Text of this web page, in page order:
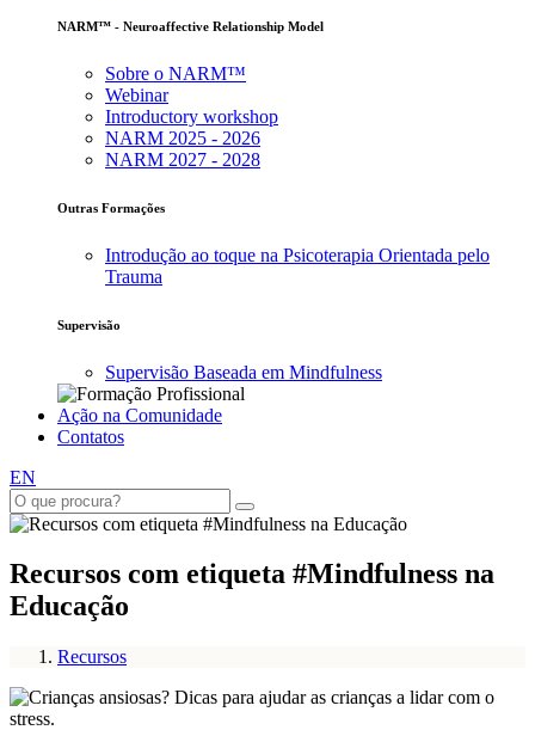
NARM™ - Neuroaffective Relationship Model
Sobre o NARM™
Webinar
Introductory workshop
NARM 2025 - 2026
NARM 2027 - 2028
Outras Formações
Introdução ao toque na Psicoterapia Orientada pelo
Trauma
Supervisão
Supervisão Baseada em Mindfulness
Ação na Comunidade
Contatos
EN
Recursos com etiqueta #Mindfulness na
Educação
Recursos